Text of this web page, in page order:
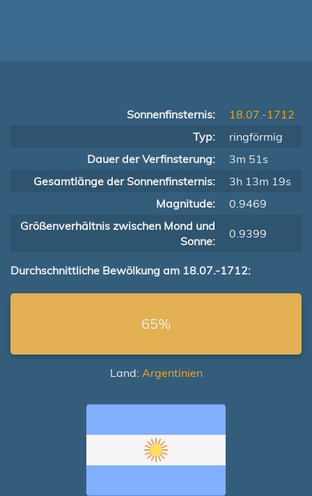
Sonnenfinsternis:
18.07.-1712
Typ:
ringförmig
Dauer der Verfinsterung:
3m 51s
Gesamtlänge der Sonnenfinsternis:
3h 13m 19s
Magnitude:
0.9469
Größenverhältnis zwischen Mond und
Sonne:
0.9399
Durchschnittliche Bewölkung am 18.07.-1712:
65%
Land: Argentinien